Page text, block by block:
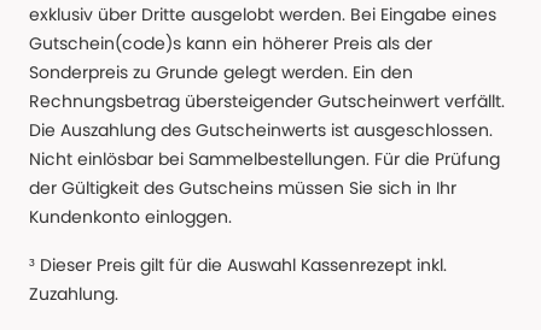
exklusiv über Dritte ausgelobt werden. Bei Eingabe eines
Gutschein(code)s kann ein höherer Preis als der
Sonderpreis zu Grunde gelegt werden. Ein den
Rechnungsbetrag übersteigender Gutscheinwert verfällt.
Die Auszahlung des Gutscheinwerts ist ausgeschlossen.
Nicht einlösbar bei Sammelbestellungen. Für die Prüfung
der Gültigkeit des Gutscheins müssen Sie sich in Ihr
Kundenkonto einloggen.
³ Dieser Preis gilt für die Auswahl Kassenrezept inkl.
Zuzahlung.